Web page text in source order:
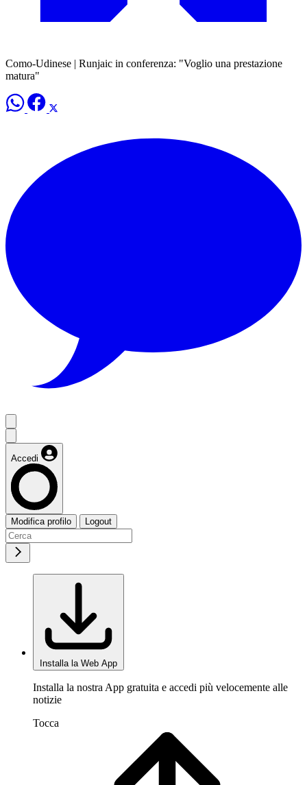
Como-Udinese | Runjaic in conferenza: "Voglio una prestazione
matura"
Accedi
Modifica profilo Logout
Installa la Web App
Installa la nostra App gratuita e accedi più velocemente alle
notizie
Tocca